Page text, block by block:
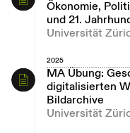
Ökonomie,
und 21.
Universität
2025
MA Übung:
digitalisierten
Bildarchive
Universität